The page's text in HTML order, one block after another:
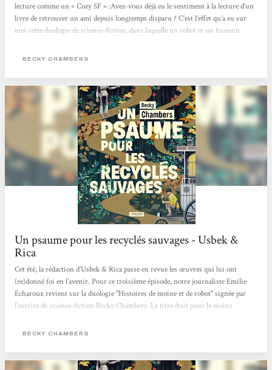
lecture comme un « Cozy SF » :Avez-vous déjà eu le sentiment à la lecture d’un
livre de retrouver un ami depuis longtemps disparu ? C’est l’effet qu’a eu sur
moi cette duologie de science-fiction, dans laquelle un robot et un humain
amitié poignante nait et s’approfondie, alors que se dévoile la beauté de l’univers
BECKY CHAMBERS
Un psaume pour les recyclés sauvages - Usbek &
Rica
Cet été, la rédaction d’Usbek & Rica passe en revue les œuvres qui lui ont
(re)donné foi en l’avenir. Pour ce troisième épisode, notre journaliste Emilie
Echaroux revient sur la duologie "Histoires de moine et de robot" signée par
l’autrice de science-fiction Becky Chambers. Le titre était pour le moins
bouquins en attente d’être feuilletés, Un psaume pour les recyclés sauvages
rédaction...
BECKY CHAMBERS